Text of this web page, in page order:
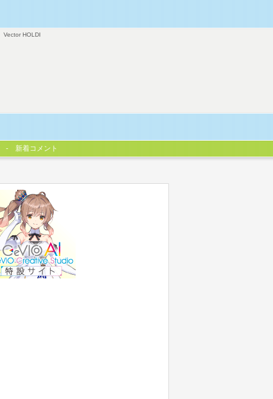
Vector HOLDI
新着コメント